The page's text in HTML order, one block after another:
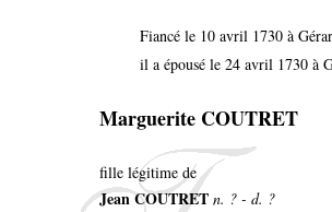
Fiancé le 10 avril 1730 à
il a épousé le 24 avril 1730 à
Marguerite COUTRET
fille légitime de
Jean COUTRET n. ? - d. ?